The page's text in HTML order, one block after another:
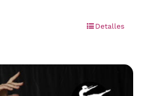
Detalles